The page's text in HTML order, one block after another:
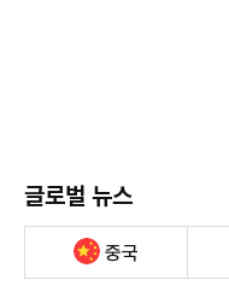
글로벌 뉴스
중국